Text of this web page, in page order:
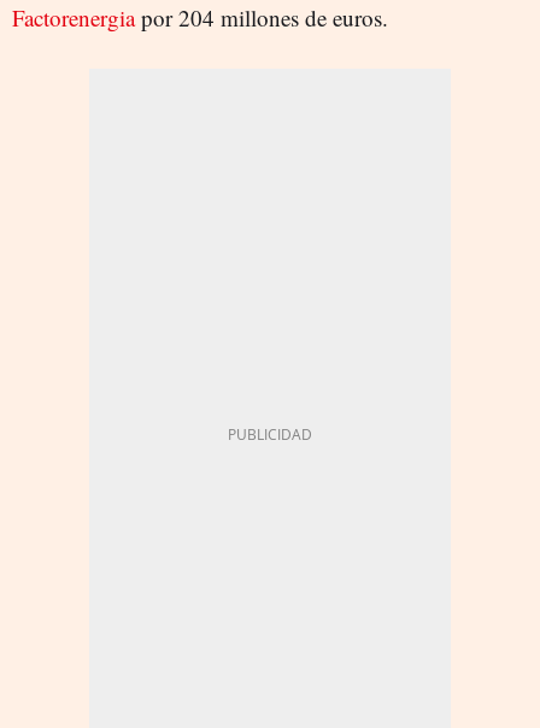
Factorenergiapor 204 millones de euros.